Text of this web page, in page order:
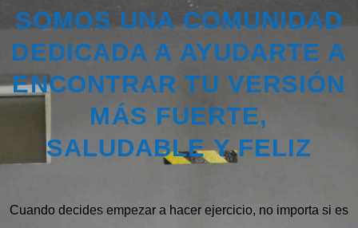
SOMOS UNA COMUNIDAD
DEDICADA A AYUDARTE A
ENCONTRAR TU VERSIÓN
MÁS FUERTE,
SALUDABLE Y FELIZ
Cuando decides empezar a hacer ejercicio, no importa si es